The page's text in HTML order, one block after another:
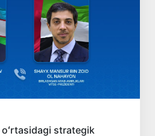
oʻrtasidagi strategik